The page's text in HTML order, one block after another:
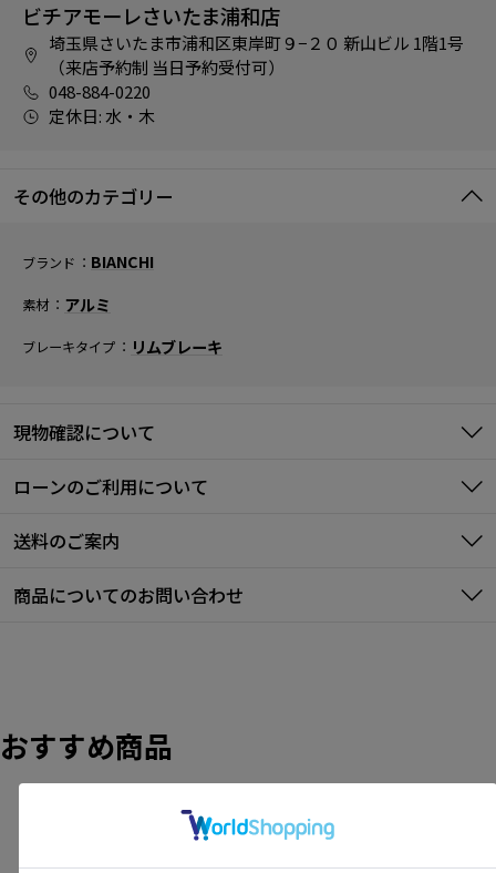
ビチアモーレさいたま浦和店
埼玉県さいたま市浦和区東岸町９−２０ 新山ビル 1階1号
（来店予約制 当日予約受付可）
048-884-0220
定休日: 水・木
その他のカテゴリー
ブランド BIANCHI
素材 アルミ
ブレーキタイプ リムブレーキ
現物確認について
ローンのご利用について
送料のご案内
商品についてのお問い合わせ
おすすめ商品